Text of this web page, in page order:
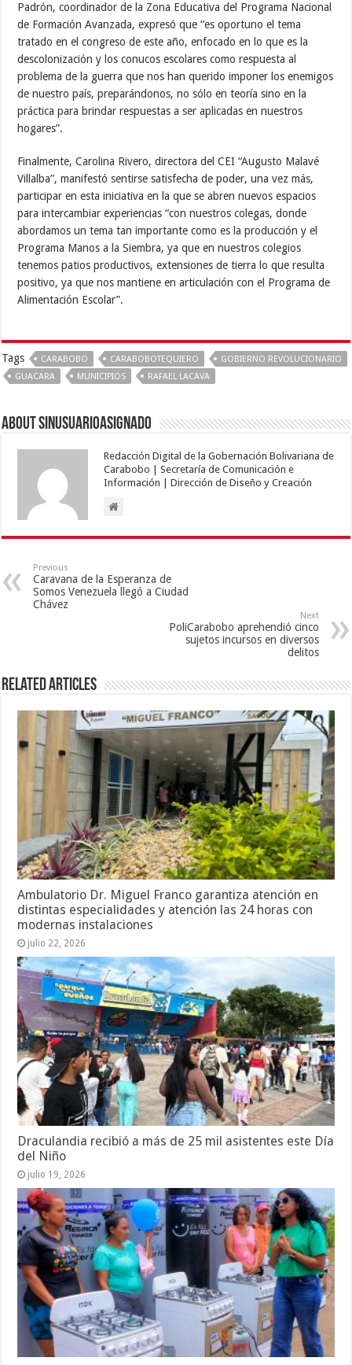
Padrón, coordinador de la Zona Educativa del Programa Nacional
de Formación Avanzada, expresó que “es oportuno el tema
tratado en el congreso de este año, enfocado en lo que es la
descolonización y los conucos escolares como respuesta al
problema de la guerra que nos han querido imponer los enemigos
de nuestro país, preparándonos, no sólo en teoría sino en la
práctica para brindar respuestas a ser aplicadas en nuestros
hogares”.
Finalmente, Carolina Rivero, directora del CEI “Augusto Malavé
Villalba”, manifestó sentirse satisfecha de poder, una vez más,
participar en esta iniciativa en la que se abren nuevos espacios
para intercambiar experiencias “con nuestros colegas, donde
abordamos un tema tan importante como es la producción y el
Programa Manos a la Siembra, ya que en nuestros colegios
tenemos patios productivos, extensiones de tierra lo que resulta
positivo, ya que nos mantiene en articulación con el Programa de
Alimentación Escolar”.
Tags CARABOBO CARABOBOTEQUIERO
GOBIERNO REVOLUCIONARIO
GUACARA
MUNICIPIOS RAFAEL LACAVA
About sinusuarioasignado
Redacción Digital de la Gobernación Bolivariana de
Carabobo | Secretaría de Comunicación e
Información | Dirección de Diseño y Creación
Previous
Caravana de la Esperanza de
Somos Venezuela llegó a Ciudad
Chávez
Next
PoliCarabobo aprehendió cinco
sujetos incursos en diversos
delitos
Related Articles
Ambulatorio Dr. Miguel Franco garantiza atención en
distintas especialidades y atención las 24 horas con
modernas instalaciones
julio 22, 2026
Draculandia recibió a más de 25 mil asistentes este Día
del Niño
julio 19, 2026